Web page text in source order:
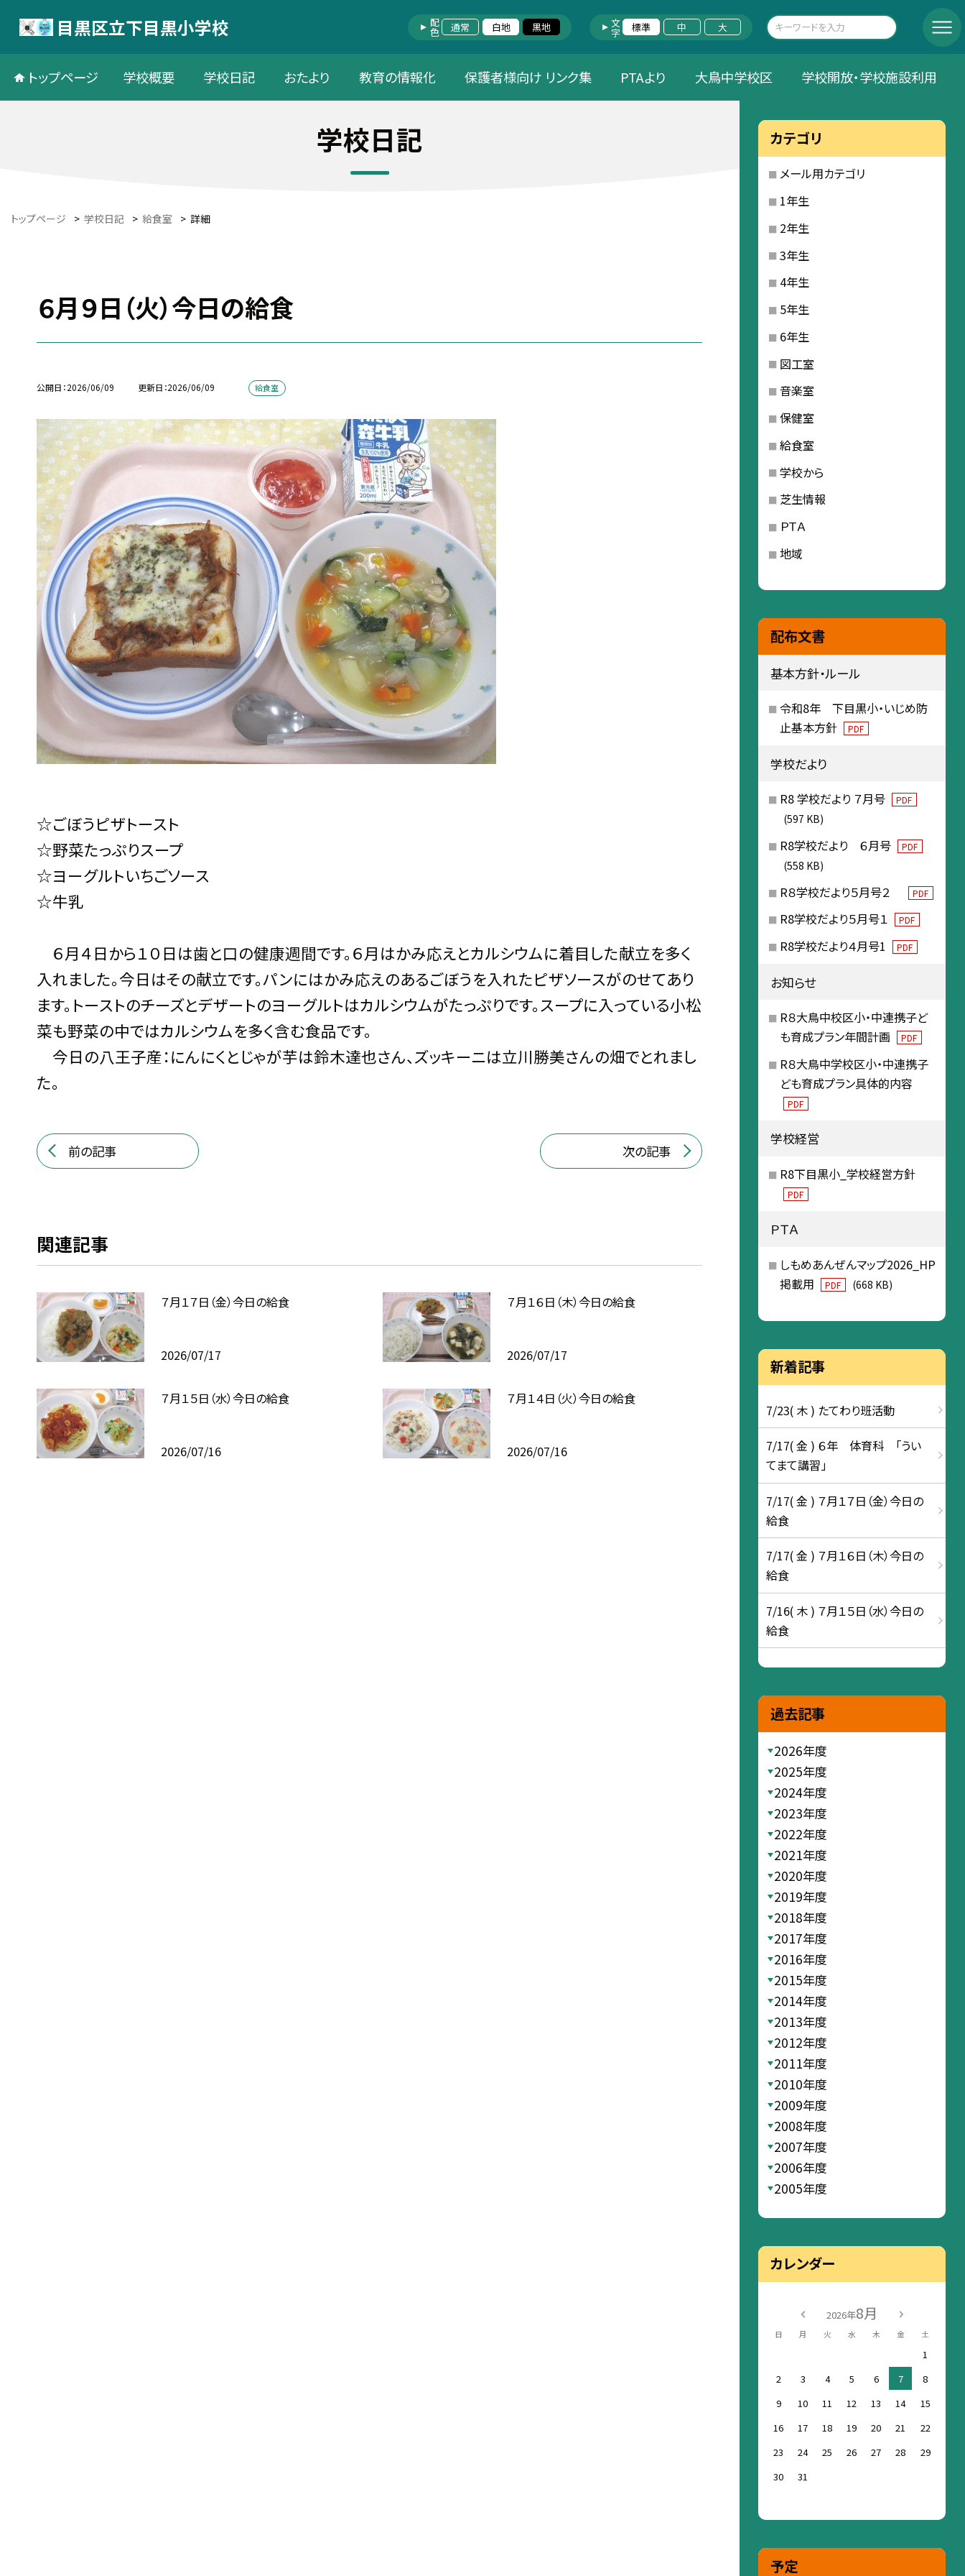
目黒区立下目黒小学校 配色 通常 白地 黒地 文字 標準 中 大
トップページ 学校概要 学校日記 おたより 教育の情報化 保護者様向け リンク集 PTAより 大鳥中学校区 学校開放・学校施設利用
学校日記
トップページ > 学校日記 > 給食室 > 詳細
６月９日（火）今日の給食
公開日 2026/06/09 更新日 2026/06/09 給食室
☆ごぼうピザトースト
☆野菜たっぷりスープ
☆ヨーグルトいちごソース
☆牛乳
６月４日から１０日は歯と口の健康週間です。６月はかみ応えとカルシウムに着目した献立を多く
入れました。今日はその献立です。パンにはかみ応えのあるごぼうを入れたピザソースがのせてあり
ます。トーストのチーズとデザートのヨーグルトはカルシウムがたっぷりです。スープに入っている小松
菜も野菜の中ではカルシウムを多く含む食品です。
今日の八王子産：にんにくとじゃが芋は鈴木達也さん、ズッキーニは立川勝美さんの畑でとれまし
た。
前の記事 次の記事
関連記事
７月１７日（金）今日の給食
2026/07/17
７月１６日（木）今日の給食
2026/07/17
７月１５日（水）今日の給食
2026/07/16
７月１４日（火）今日の給食
2026/07/16
カテゴリ
メール用カテゴリ
1年生
2年生
3年生
4年生
5年生
6年生
図工室
音楽室
保健室
給食室
学校から
芝生情報
ＰＴＡ
地域
配布文書
基本方針・ルール
令和8年 下目黒小・いじめ防
止基本方針
PDF
学校だより
R8 学校だより ７月号 PDF
(597 KB)
R8学校だより ６月号 PDF
(558 KB)
R８学校だより５月号２ PDF
R8学校だより５月号１ PDF
R8学校だより４月号1 PDF
お知らせ
R８大鳥中校区小・中連携子ど
も育成プラン年間計画
PDF
R８大鳥中学校区小・中連携子
ども育成プラン具体的内容
PDF
学校経営
R8下目黒小_学校経営方針
PDF
ＰＴＡ
しもめあんぜんマップ2026_HP
掲載用
PDF (668 KB)
新着記事
7/23( 木 ) たてわり班活動
7/17( 金 ) ６年 体育科 「うい
てまて講習」
7/17( 金 ) ７月１７日（金）今日の
給食
7/17( 金 ) ７月１６日（木）今日の
給食
7/16( 木 ) ７月１５日（水）今日の
給食
過去記事
2026年度
2025年度
2024年度
2023年度
2022年度
2021年度
2020年度
2019年度
2018年度
2017年度
2016年度
2015年度
2014年度
2013年度
2012年度
2011年度
2010年度
2009年度
2008年度
2007年度
2006年度
2005年度
カレンダー
2026年8月
日 月 火 水 木 金 土
1
2
3 4 5 6 7
8
9
10 11 12 13 14
15
16
17 18 19 20 21
22
23
24 25 26 27 28
29
30
31
予定